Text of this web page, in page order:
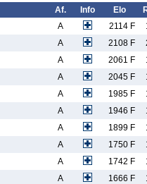
Af. Info Elo
A 2114 F
A 2108 F
A 2061 F
A 2045 F
A 1985 F
A 1946 F
A 1899 F
A 1750 F
A 1742 F
A 1666 F